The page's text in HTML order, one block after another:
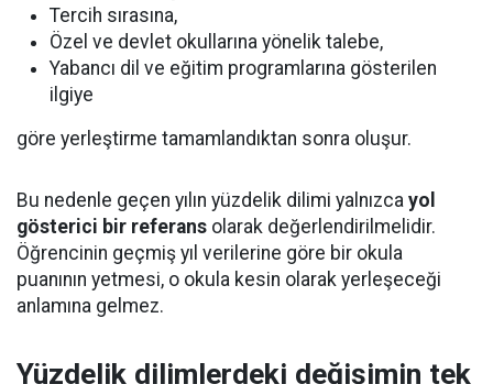
Tercih sırasına,
Özel ve devlet okullarına yönelik talebe,
Yabancı dil ve eğitim programlarına gösterilen
ilgiye
göre yerleştirme tamamlandıktan sonra oluşur.
Bu nedenle geçen yılın yüzdelik dilimi yalnızca yol
gösterici bir referans olarak değerlendirilmelidir.
Öğrencinin geçmiş yıl verilerine göre bir okula
puanının yetmesi, o okula kesin olarak yerleşeceği
anlamına gelmez.
Yüzdelik dilimlerdeki değişimin tek